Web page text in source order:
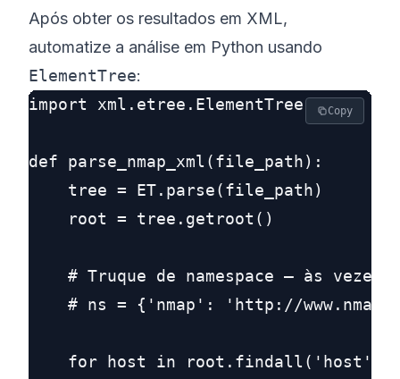
Após obter os resultados em XML,
automatize a análise em Python usando
ElementTree:
import xml.etree.ElementTree as ET
def parse_nmap_xml(file_path):
    tree = ET.parse(file_path)
    root = tree.getroot()
# Truque de namespace – às vezes
# ns = {'nmap': 'http://
    for host in root.findall('host'):
Copy